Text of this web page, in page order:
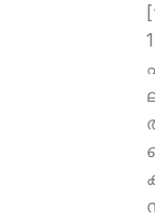
1